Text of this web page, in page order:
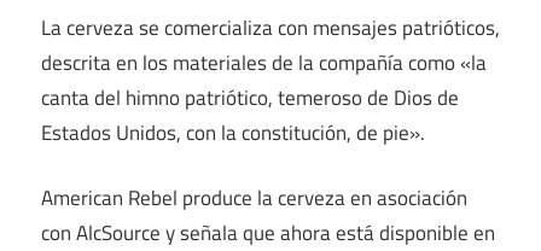
La cerveza se comercializa con mensajes patrióticos,
descrita en los materiales de la compañía como «la
canta del himno patriótico, temeroso de Dios de
Estados Unidos, con la constitución, de pie».
American Rebel produce la cerveza en asociación
con AlcSource y señala que ahora está disponible en